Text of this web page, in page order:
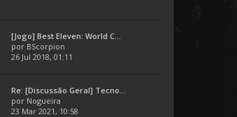
[Jogo] Best Eleven: World C...
por BScorpion
26 Jul 2018, 01:11
Re: [Discussão Geral] Tecno...
por Nogueira
23 Mar 2021, 10:58